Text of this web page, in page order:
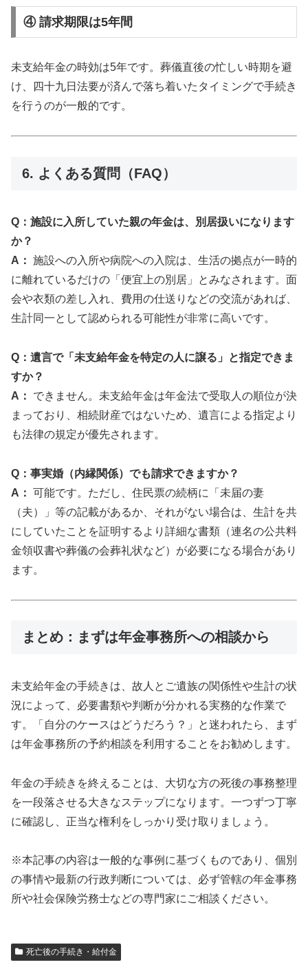
④ 請求期限は5年間
未支給年金の時効は5年です。葬儀直後の忙しい時期を避
け、四十九日法要が済んで落ち着いたタイミングで手続き
を行うのが一般的です。
6. よくある質問（FAQ）
Q：施設に入所していた親の年金は、別居扱いになります
か？
A： 施設への入所や病院への入院は、生活の拠点が一時的
に離れているだけの「便宜上の別居」とみなされます。面
会や衣類の差し入れ、費用の仕送りなどの交流があれば、
生計同一として認められる可能性が非常に高いです。
Q：遺言で「未支給年金を特定の人に譲る」と指定できま
すか？
A：
できません。未支給年金は年金法で受取人の順位が決
まっており、相続財産ではないため、遺言による指定より
も法律の規定が優先されます。
Q：事実婚（内縁関係）でも請求できますか？
A： 可能です。ただし、住民票の続柄に「未届の妻
（夫）」等の記載があるか、それがない場合は、生計を共
にしていたことを証明するより詳細な書類（連名の公共料
金領収書や葬儀の会葬礼状など）が必要になる場合があり
ます。
まとめ：まずは年金事務所への相談から
未支給年金の手続きは、故人とご遺族の関係性や生計の状
況によって、必要書類や判断が分かれる実務的な作業で
す。「自分のケースはどうだろう？」と迷われたら、まず
は年金事務所の予約相談を利用することをお勧めします。
年金の手続きを終えることは、大切な方の死後の事務整理
を一段落させる大きなステップになります。一つずつ丁寧
に確認し、正当な権利をしっかり受け取りましょう。
※本記事の内容は一般的な事例に基づくものであり、個別
の事情や最新の行政判断については、必ず管轄の年金事務
所や社会保険労務士などの専門家にご相談ください。
死亡後の手続き・給付金